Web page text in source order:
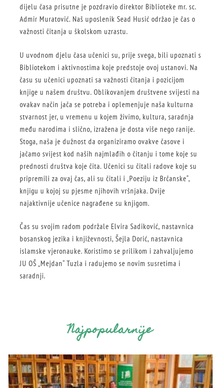
dijelu časa prisutne je pozdravio direktor Biblioteke mr. sc.
Admir Muratović. Naš uposlenik Sead Husić održao je čas o
važnosti čitanja u školskom uzrastu.
U uvodnom djelu časa učenici su, prije svega, bili upoznati s
Bibliotekom i aktivnostima koje predstoje ovoj ustanovi. Na
času su učenici upoznati sa važnosti čitanja i pozicijom
knjige u našem društvu. Oblikovanjem društvene svijesti na
ovakav način jača se potreba i oplemenjuje naša kulturna
stvarnost jer, u vremenu u kojem živimo, kultura, saradnja
među narodima i slično, izražena je dosta više nego ranije.
Stoga, naša je dužnost da organiziramo ovakve časove i
jačamo svijest kod naših najmlađih o čitanju i tome koje su
prednosti društva koje čita. Učenici su čitali radove koje su
pripremili za ovaj čas, ali su čitali i „Poeziju iz Brčanske“,
knjigu u kojoj su pjesme njihovih vršnjaka. Dvije
najaktivnije učenice nagrađene su knjigom.
Čas su svojim radom podržale Elvira Sadiković, nastavnica
bosanskog jezika i književnosti, Šejla Dorić, nastavnica
islamske vjeronauke. Koristimo se prilikom i zahvaljujemo
JU OŠ „Mejdan“ Tuzla i radujemo se novim susretima i
saradnji.
Najpopularnije